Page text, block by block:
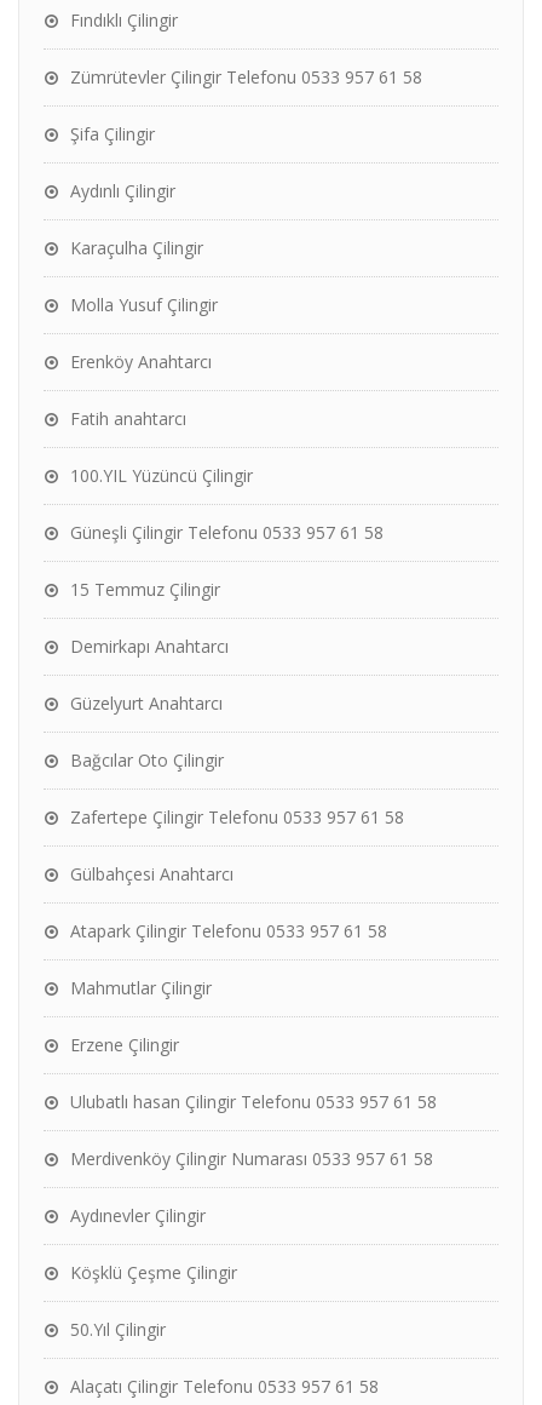
Fındıklı Çilingir
Zümrütevler Çilingir Telefonu 0533 957 61 58
Şifa Çilingir
Aydınlı Çilingir
Karaçulha Çilingir
Molla Yusuf Çilingir
Erenköy Anahtarcı
Fatih anahtarcı
100.YIL Yüzüncü Çilingir
Güneşli Çilingir Telefonu 0533 957 61 58
15 Temmuz Çilingir
Demirkapı Anahtarcı
Güzelyurt Anahtarcı
Bağcılar Oto Çilingir
Zafertepe Çilingir Telefonu 0533 957 61 58
Gülbahçesi Anahtarcı
Atapark Çilingir Telefonu 0533 957 61 58
Mahmutlar Çilingir
Erzene Çilingir
Ulubatlı hasan Çilingir Telefonu 0533 957 61 58
Merdivenköy Çilingir Numarası 0533 957 61 58
Aydınevler Çilingir
Köşklü Çeşme Çilingir
50.Yıl Çilingir
Alaçatı Çilingir Telefonu 0533 957 61 58